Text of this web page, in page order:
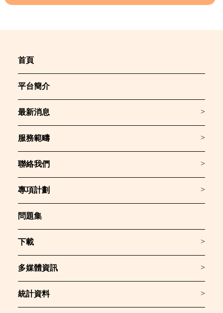
首頁
平台簡介
最新消息 >
服務範疇 >
聯絡我們 >
專項計劃 >
問題集
下載 >
多媒體資訊 >
統計資料 >